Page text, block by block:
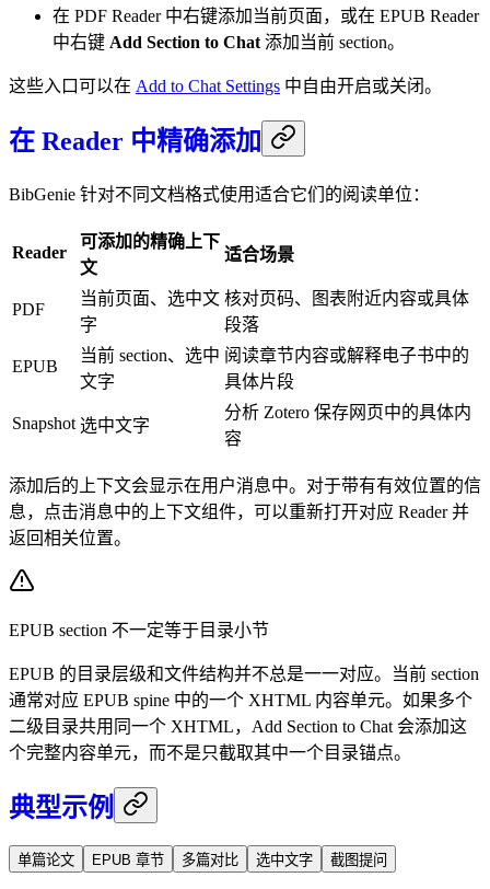
在 PDF Reader 中右键添加当前页面，或在 EPUB Reader
中右键 Add Section to Chat 添加当前 section。
这些入口可以在 Add to Chat Settings 中自由开启或关闭。
在 Reader 中精确添加
BibGenie 针对不同文档格式使用适合它们的阅读单位：
Reader
可添加的精确上下
文
适合场景
PDF
当前页面、选中文
字
核对页码、图表附近内容或具体
段落
EPUB
当前 section、选中
文字
阅读章节内容或解释电子书中的
具体片段
Snapshot 选中文字
分析 Zotero 保存网页中的具体内
容
添加后的上下文会显示在用户消息中。对于带有有效位置的信
息，点击消息中的上下文组件，可以重新打开对应 Reader 并
返回相关位置。
EPUB section 不一定等于目录小节
EPUB 的目录层级和文件结构并不总是一一对应。当前 section
通常对应 EPUB spine 中的一个 XHTML 内容单元。如果多个
二级目录共用同一个 XHTML，Add Section to Chat 会添加这
个完整内容单元，而不是只截取其中一个目录锚点。
典型示例
单篇论文 EPUB 章节 多篇对比 选中文字 截图提问